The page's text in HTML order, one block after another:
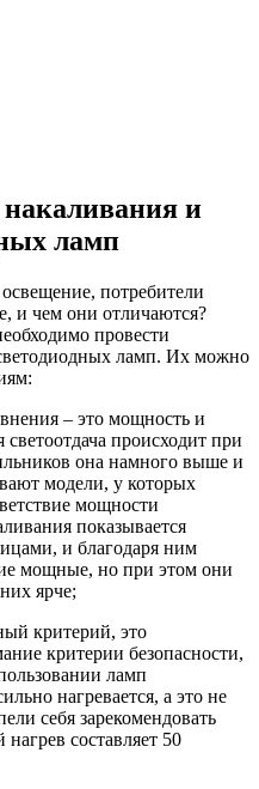
и
ламп
потребители
и чем они отличаются?
провести
ламп. Их можно
– это мощность и
происходит при
она намного выше и
модели, у которых
мощности
показывается
и благодаря ним
мощные, но при этом они
ярче;
это
критерии безопасности,
ламп
нагревается, а это не
себя зарекомендовать
составляет 50